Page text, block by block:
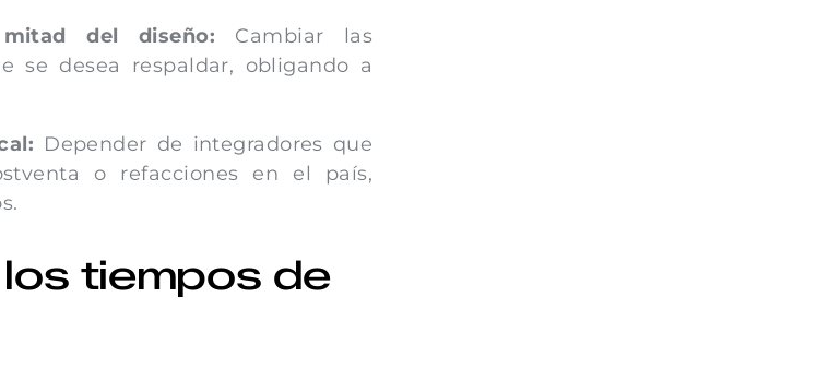
del diseño: Cambiar las
se desea respaldar, obligando a
Depender de integradores que
o refacciones en el país,
tiempos de